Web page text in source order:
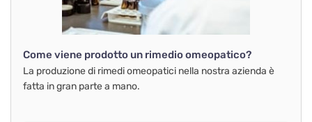
Come viene prodotto un rimedio omeopatico?
La produzione di rimedi omeopatici nella nostra azienda è
fatta in gran parte a mano.